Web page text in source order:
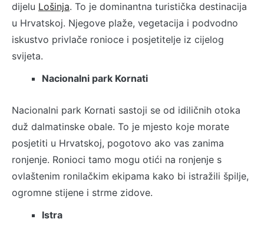
dijelu Lošinja. To je dominantna turistička destinacija
u Hrvatskoj. Njegove plaže, vegetacija i podvodno
iskustvo privlače ronioce i posjetitelje iz cijelog
svijeta.
Nacionalni park Kornati
Nacionalni park Kornati sastoji se od idiličnih otoka
duž dalmatinske obale. To je mjesto koje morate
posjetiti u Hrvatskoj, pogotovo ako vas zanima
ronjenje. Ronioci tamo mogu otići na ronjenje s
ovlaštenim ronilačkim ekipama kako bi istražili špilje,
ogromne stijene i strme zidove.
Istra